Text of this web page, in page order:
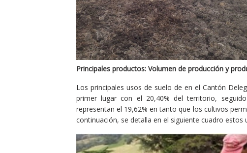
Principales productos: Volumen de producción y
Los principales usos de suelo de en el Cantón
primer lugar con el 20,40% del territorio,
representan el 19,62% en tanto que los cultivos
continuación, se detalla en el siguiente cuadro estos